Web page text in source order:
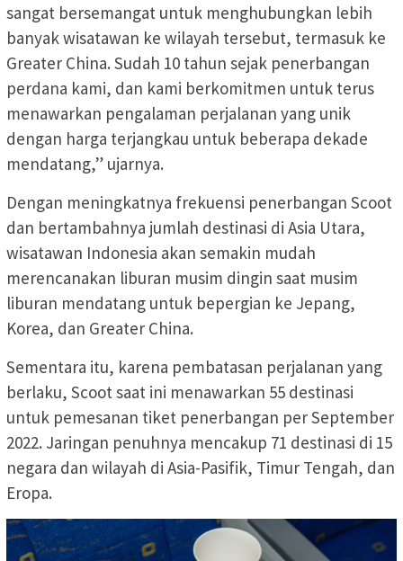
sangat bersemangat untuk menghubungkan lebih
banyak wisatawan ke wilayah tersebut, termasuk ke
Greater China. Sudah 10 tahun sejak penerbangan
perdana kami, dan kami berkomitmen untuk terus
menawarkan pengalaman perjalanan yang unik
dengan harga terjangkau untuk beberapa dekade
mendatang,” ujarnya.
Dengan meningkatnya frekuensi penerbangan Scoot
dan bertambahnya jumlah destinasi di Asia Utara,
wisatawan Indonesia akan semakin mudah
merencanakan liburan musim dingin saat musim
liburan mendatang untuk bepergian ke Jepang,
Korea, dan Greater China.
Sementara itu, karena pembatasan perjalanan yang
berlaku, Scoot saat ini menawarkan 55 destinasi
untuk pemesanan tiket penerbangan per September
2022. Jaringan penuhnya mencakup 71 destinasi di 15
negara dan wilayah di Asia-Pasifik, Timur Tengah, dan
Eropa.